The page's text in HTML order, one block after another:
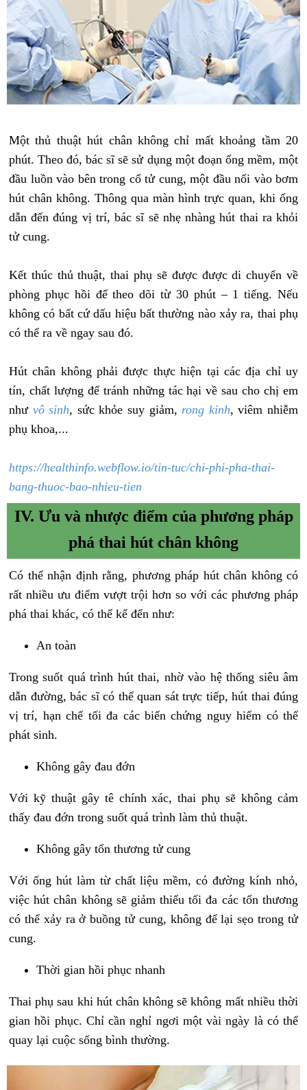
Một thủ thuật hút chân không chỉ mất khoảng tầm 20
phút. Theo đó, bác sĩ sẽ sử dụng một đoạn ống mềm, một
đầu luồn vào bên trong cổ tử cung, một đầu nối vào bơm
hút chân không. Thông qua màn hình trực quan, khi ống
dẫn đến đúng vị trí, bác sĩ sẽ nhẹ nhàng hút thai ra khỏi
tử cung.
Kết thúc thủ thuật, thai phụ sẽ được được di chuyển về
phòng phục hồi để theo dõi từ 30 phút – 1 tiếng. Nếu
không có bất cứ dấu hiệu bất thường nào xảy ra, thai phụ
có thể ra về ngay sau đó.
Hút chân không phải được thực hiện tại các địa chỉ uy
tín, chất lượng để tránh những tác hại về sau cho chị em
như vô sinh, sức khỏe suy giảm,rong kinh, viêm nhiễm
phụ khoa,...
​https://healthinfo.webflow.io/tin-tuc/chi-phi-pha-thai-
bang-thuoc-bao-nhieu-tien
IV. Ưu và nhược điểm của phương pháp
phá thai hút chân không
Có thể nhận định rằng, phương pháp hút chân không có
rất nhiều ưu điểm vượt trội hơn so với các phương pháp
phá thai khác, có thể kể đến như:
An toàn
Trong suốt quá trình hút thai, nhờ vào hệ thống siêu âm
dẫn đường, bác sĩ có thể quan sát trực tiếp, hút thai đúng
vị trí, hạn chế tối đa các biến chứng nguy hiểm có thể
phát sinh.
Không gây đau đớn
Với kỹ thuật gây tê chính xác, thai phụ sẽ không cảm
thấy đau đớn trong suốt quá trình làm thủ thuật.
Không gây tổn thương tử cung
Với ống hút làm từ chất liệu mềm, có đường kính nhỏ,
việc hút chân không sẽ giảm thiểu tối đa các tổn thương
có thể xảy ra ở buồng tử cung, không để lại sẹo trong tử
cung.
Thời gian hồi phục nhanh
Thai phụ sau khi hút chân không sẽ không mất nhiều thời
gian hồi phục. Chỉ cần nghỉ ngơi một vài ngày là có thể
quay lại cuộc sống bình thường.